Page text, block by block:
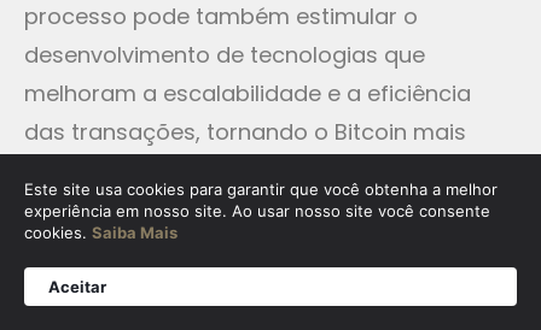
processo pode também estimular o
desenvolvimento de tecnologias que
melhoram a escalabilidade e a eficiência
das transações, tornando o Bitcoin mais
Além disso, a crescente conscientização
sobre a importância de ativos escassos no
contexto da inflação pode impulsionar a
Este site usa cookies para garantir que você obtenha a melhor
experiência em nosso site. Ao usar nosso site você consente
cookies. Saiba Mais
Aceitar